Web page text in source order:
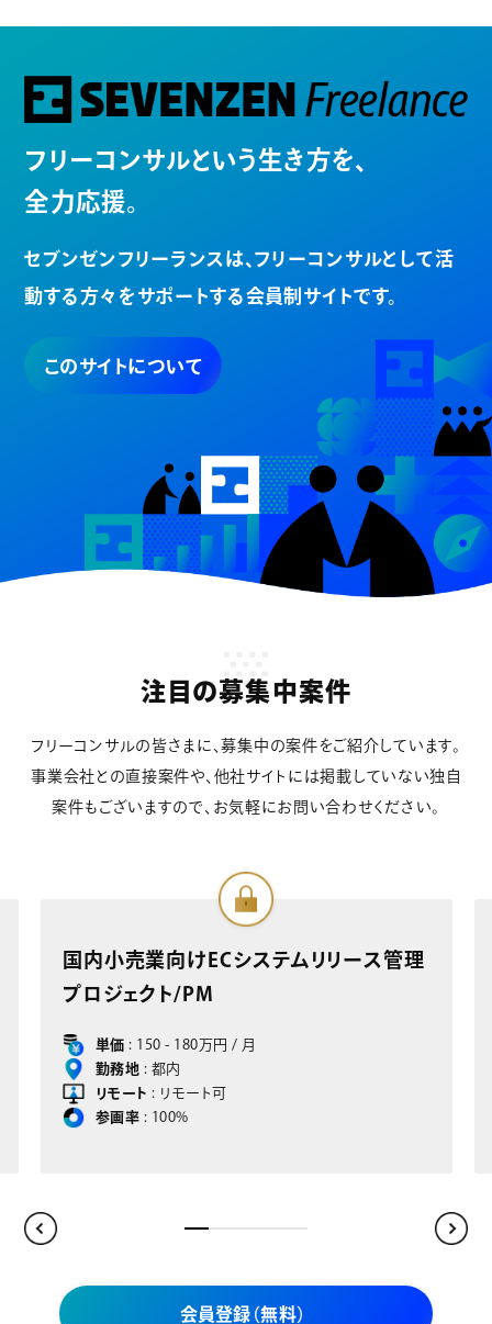
フリーコンサルという生き方を、
全力応援。
セブンゼンフリーランスは、 フリーコンサルとして活
動する方々を サポートする会員制サイトです。
このサイトについて
注目の募集中案件
フリーコンサルの皆さまに、募集中の案件をご紹介しています。
事業会社との直接案件や、他社サイトには掲載していない独自
案件もございますので、お気軽にお問い合わせください。
リース管理
部品製造業向けSAP S/4HANA導
ジェクト/ FI/COサポートコンサル
単価
: 150 - 180万円 / 月
リモート
会員登録（無料）